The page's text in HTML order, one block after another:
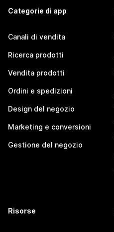
Categorie di app
Canali di vendita
Ricerca prodotti
Vendita prodotti
Ordini e spedizioni
Design del negozio
Marketing e conversioni
Gestione del negozio
Risorse